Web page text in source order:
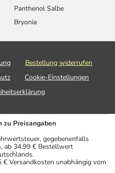
Panthenol Salbe
Bryonia
Bestellung widerrufen
Cookie-Einstellungen
zu Preisangaben
gegebenenfalls
, ab 34,99 € Bestellwert
€ Versandkosten unabhängig vom